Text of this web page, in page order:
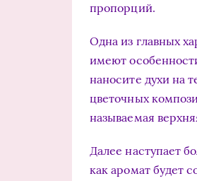
пропорций.
Одна из главных
имеют
наносите духи на
цветочных
называемая
Далее наступает
как аромат будет